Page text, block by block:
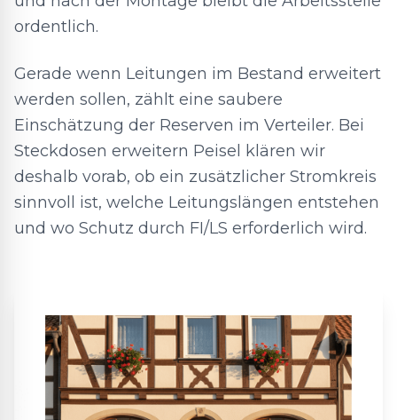
ordentlich.
Gerade wenn Leitungen im Bestand erweitert
werden sollen, zählt eine saubere
Einschätzung der Reserven im Verteiler. Bei
Steckdosen erweitern Peisel klären wir
deshalb vorab, ob ein zusätzlicher Stromkreis
sinnvoll ist, welche Leitungslängen entstehen
und wo Schutz durch FI/LS erforderlich wird.